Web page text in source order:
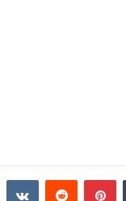
بينتيريست